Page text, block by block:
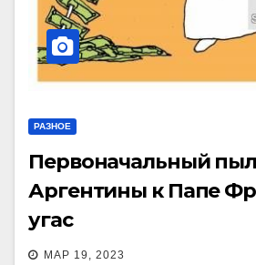
РАЗНОЕ
Первоначальный пыл
Аргентины к Папе
угас
МАР 19, 2023